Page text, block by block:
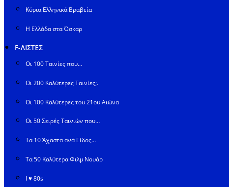
Κύρια Ελληνικά Βραβεία
Η Ελλάδα στα Όσκαρ
F-ΛΙΣΤΕΣ
Οι 100 Ταινίες που…
Οι 200 Καλύτερες Ταινίες;.
Οι 100 Καλύτερες του 21ου Αιώνα
Οι 50 Σειρές Ταινιών που…
Τα 10 Άχαστα ανά Είδος…
Τα 50 Καλύτερα Φιλμ Νουάρ
I ♥ 80s